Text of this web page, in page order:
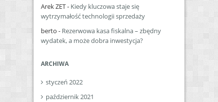
Arek ZET- Kiedy kluczowa staje się
wytrzymałość technologii sprzedaży
berto - Rezerwowa kasa fiskalna – zbędny
wydatek, a może dobra inwestycja?
ARCHIWA
styczeń 2022
październik 2021